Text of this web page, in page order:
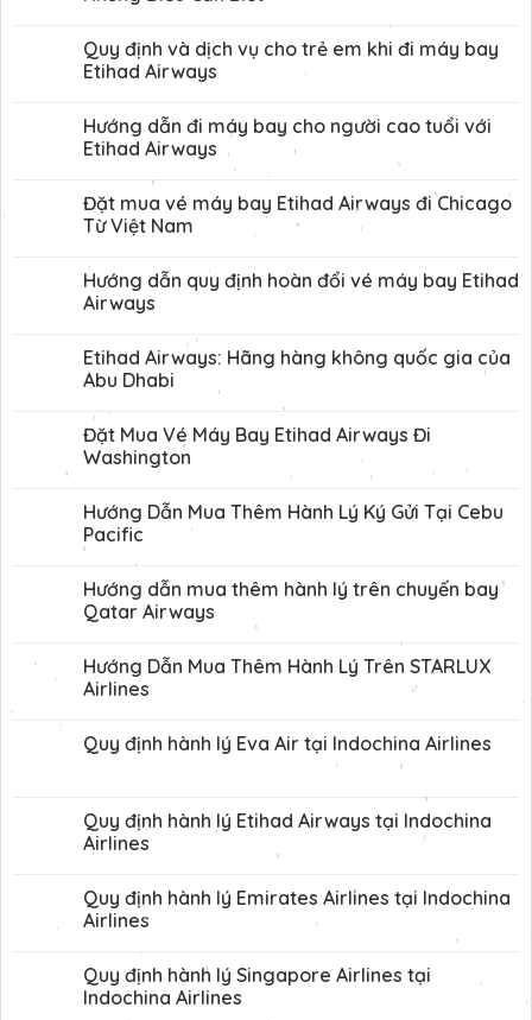
Quy định và dịch vụ cho trẻ em khi đi máy bay
Etihad Airways
Hướng dẫn đi máy bay cho người cao tuổi với
Etihad Airways
Đặt mua vé máy bay Etihad Airways đi Chicago
Từ Việt Nam
Hướng dẫn quy định hoàn đổi vé máy bay Etihad
Airways
Etihad Airways: Hãng hàng không quốc gia của
Abu Dhabi
Đặt Mua Vé Máy Bay Etihad Airways Đi
Washington
Hướng Dẫn Mua Thêm Hành Lý Ký Gửi Tại Cebu
Pacific
Hướng dẫn mua thêm hành lý trên chuyến bay
Qatar Airways
Hướng Dẫn Mua Thêm Hành Lý Trên STARLUX
Airlines
Quy định hành lý Eva Air tại Indochina Airlines
Quy định hành lý Etihad Airways tại Indochina
Airlines
Quy định hành lý Emirates Airlines tại Indochina
Airlines
Quy định hành lý Singapore Airlines tại
Indochina Airlines